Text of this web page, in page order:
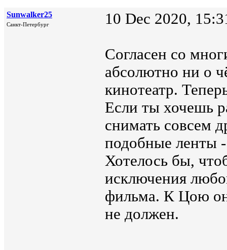
Sunwalker25
Санкт-Петербург 10 Dec 2020,
Согласен со
абсолютно ни о
кинотеатр.
Если ты хочешь
снимать совсем
подобные ленты -
Хотелось бы,
исключения
фильма. К Цою
не должен.